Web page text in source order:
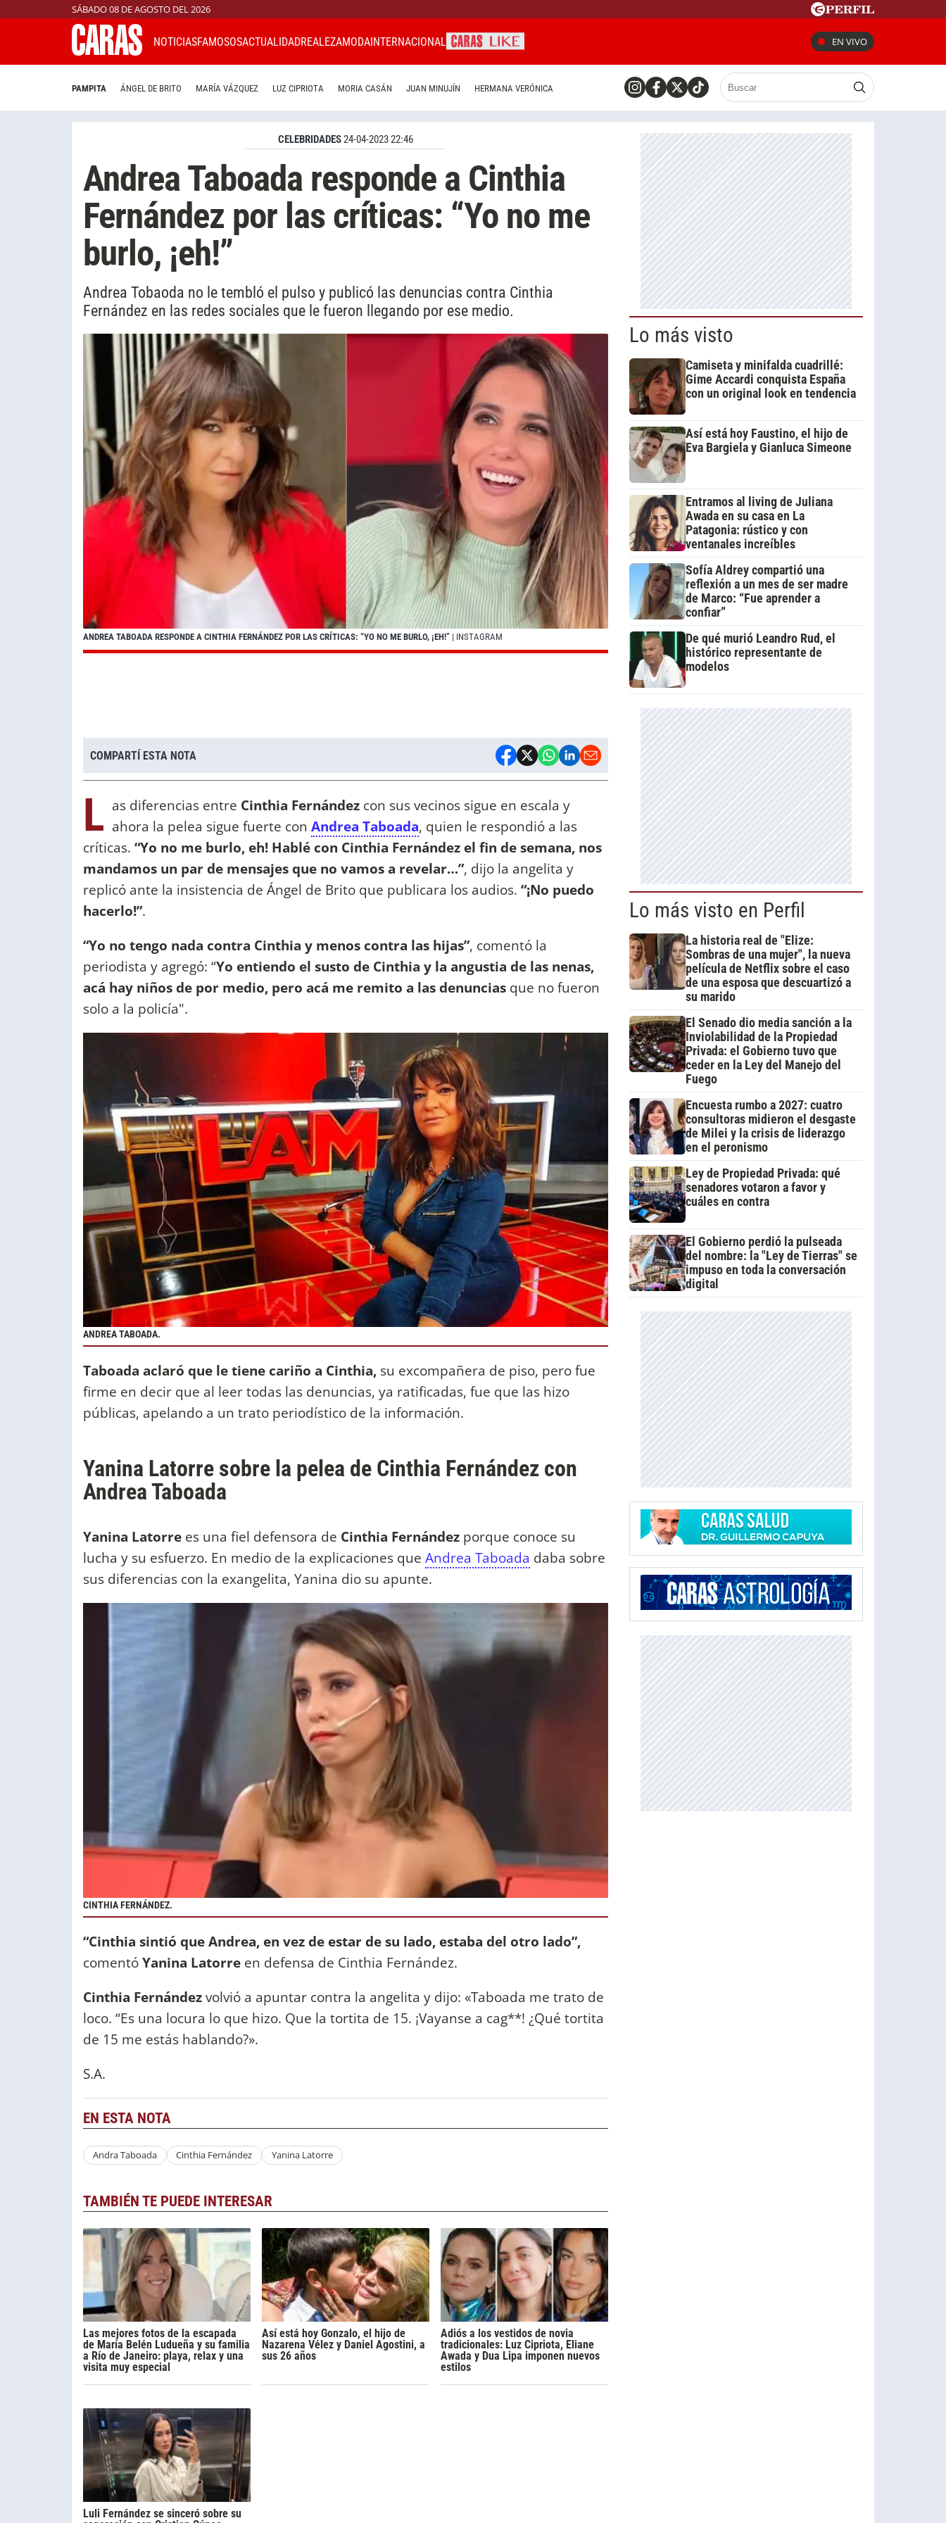
SÁBADO 08 DE AGOSTO DEL 2026
NOTICIASFAMOSOSACTUALIDADREALEZAMODAINTERNACIONAL EN VIVO
PAMPITA ÁNGEL DE BRITO MARÍA VÁZQUEZ LUZ CIPRIOTA MORIA CASÁN JUAN MINUJÍN HERMANA VERÓNICA
CELEBRIDADES24-04-2023 22:46
Andrea Taboada responde a Cinthia
Fernández por las críticas: “Yo no me
burlo, ¡eh!”
Andrea Tobaoda no le tembló el pulso y publicó las denuncias contra Cinthia
Fernández en las redes sociales que le fueron llegando por ese medio.
ANDREA TABOADA RESPONDE A CINTHIA FERNÁNDEZ POR LAS CRÍTICAS: “YO NO ME BURLO, ¡EH!” | INSTAGRAM
COMPARTÍ ESTA NOTA
L as diferencias entre Cinthia Fernández con sus vecinos sigue en escala y
ahora la pelea sigue fuerte con Andrea Taboada, quien le respondió a las
críticas. “Yo no me burlo, eh! Hablé con Cinthia Fernández el fin de semana, nos
mandamos un par de mensajes que no vamos a revelar…”, dijo la angelita y
replicó ante la insistencia de Ángel de Brito que publicara los audios. “¡No puedo
hacerlo!”.
“Yo no tengo nada contra Cinthia y menos contra las hijas”, comentó la
periodista y agregó: “Yo entiendo el susto de Cinthia y la angustia de las nenas,
acá hay niños de por medio, pero acá me remito a las denuncias que no fueron
solo a la policía".
ANDREA TABOADA.
Taboada aclaró que le tiene cariño a Cinthia, su excompañera de piso, pero fue
firme en decir que al leer todas las denuncias, ya ratificadas, fue que las hizo
públicas, apelando a un trato periodístico de la información.
Yanina Latorre sobre la pelea de Cinthia Fernández con
Andrea Taboada
Yanina Latorre es una fiel defensora de Cinthia Fernández porque conoce su
lucha y su esfuerzo. En medio de la explicaciones que Andrea Taboada daba sobre
sus diferencias con la exangelita, Yanina dio su apunte.
CINTHIA FERNÁNDEZ.
“Cinthia sintió que Andrea, en vez de estar de su lado, estaba del otro lado”,
comentóYanina Latorre en defensa de Cinthia Fernández.
Cinthia Fernándezvolvió a apuntar contra la angelita y dijo: «Taboada me trato de
loco. “Es una locura lo que hizo. Que la tortita de 15. ¡Vayanse a cag**! ¿Qué tortita
de 15 me estás hablando?».
S.A.
EN ESTA NOTA
Andra Taboada Cinthia Fernández Yanina Latorre
TAMBIÉN TE PUEDE INTERESAR
Las mejores fotos de la escapada
de María Belén Ludueña y su familia
a Río de Janeiro: playa, relax y una
visita muy especial
Así está hoy Gonzalo, el hijo de
Nazarena Vélez y Daniel Agostini, a
sus 26 años
Adiós a los vestidos de novia
tradicionales: Luz Cipriota, Eliane
Awada y Dua Lipa imponen nuevos
estilos
Luli Fernández se sinceró sobre su
Lo más visto
Camiseta y minifalda cuadrillé:
Gime Accardi conquista España
con un original look en tendencia
Así está hoy Faustino, el hijo de
Eva Bargiela y Gianluca Simeone
Entramos al living de Juliana
Awada en su casa en La
Patagonia: rústico y con
ventanales increíbles
Sofía Aldrey compartió una
reflexión a un mes de ser madre
de Marco: “Fue aprender a
confiar”
De qué murió Leandro Rud, el
histórico representante de
modelos
Lo más visto en Perfil
La historia real de "Elize:
Sombras de una mujer", la nueva
película de Netflix sobre el caso
de una esposa que descuartizó a
su marido
El Senado dio media sanción a la
Inviolabilidad de la Propiedad
Privada: el Gobierno tuvo que
ceder en la Ley del Manejo del
Fuego
Encuesta rumbo a 2027: cuatro
consultoras midieron el desgaste
de Milei y la crisis de liderazgo
en el peronismo
Ley de Propiedad Privada: qué
senadores votaron a favor y
cuáles en contra
El Gobierno perdió la pulseada
del nombre: la "Ley de Tierras" se
impuso en toda la conversación
digital